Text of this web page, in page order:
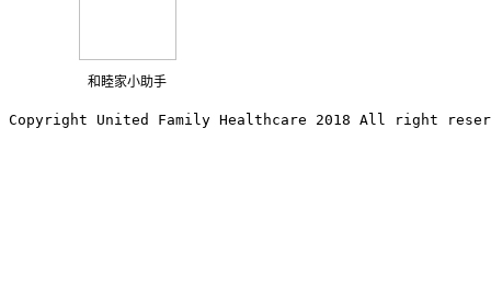
和睦家小助手
Copyright United Family Healthcare 2018 All right